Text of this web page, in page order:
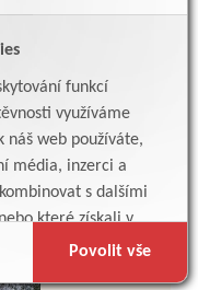
funkcí
využíváme
web používáte,
média, inzerci a
s dalšími
které získali v
Povolit vše